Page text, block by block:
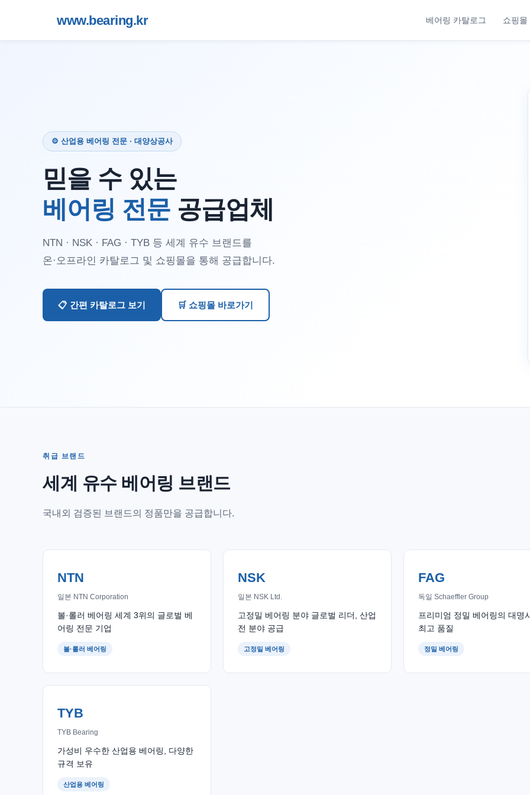
www.bearing.kr 베어링 카탈로그 쇼핑몰
⚙️ 산업용 베어링 전문 · 대양상공사
믿을 수 있는
베어링 전문 공급업체
NTN · NSK · FAG · TYB 등 세계 유수 브랜드를
온·오프라인 카탈로그 및 쇼핑몰을 통해 공급합니다.
📋 간편 카탈로그 보기 🛒 쇼핑몰 바로가기
취급 브랜드
세계 유수 베어링 브랜드
국내외 검증된 브랜드의 정품만을 공급합니다.
NTN
일본 NTN Corporation
볼·롤러 베어링 세계 3위의 글로벌 베
어링 전문 기업
볼·롤러 베어링
NSK
일본 NSK Ltd.
고정밀 베어링 분야 글로벌 리더, 산업
전 분야 공급
고정밀 베어링
FAG
독일 Schaeffler Group
프리미엄 정밀 베어링의 대명
최고 품질
정밀 베어링
TYB
TYB Bearing
가성비 우수한 산업용 베어링, 다양한
규격 보유
산업용 베어링